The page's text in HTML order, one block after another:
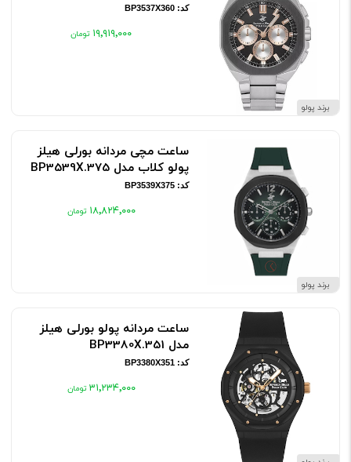
برند پولو
کد: BP3537X360
۱۹٬۹۱۹٬۰۰۰
برند پولو
ساعت مچی مردانه بورلی هیلز
پولو کلاب مدل BP3539X.375
کد: BP3539X375
۱۸٬۸۲۴٬۰۰۰
ساعت مردانه پولو بورلی هیلز
مدل BP3380X.351
کد: BP3380X351
۳۱٬۲۳۴٬۰۰۰